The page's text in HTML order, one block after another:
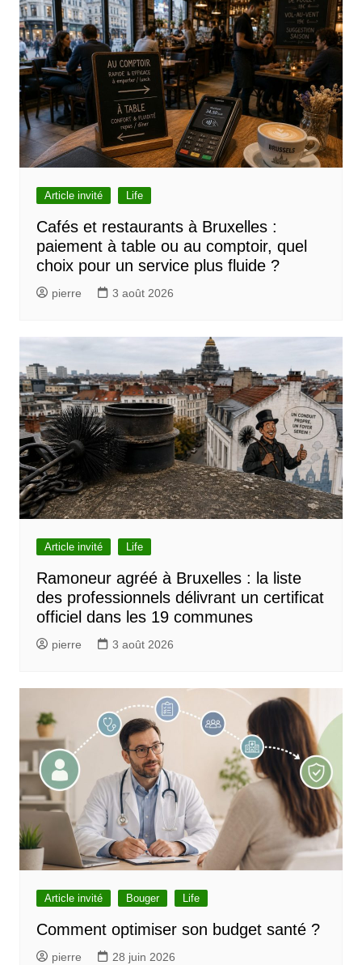
Article invité Life
Cafés et restaurants à Bruxelles :
paiement à table ou au comptoir, quel
choix pour un service plus fluide ?
pierre 3 août 2026
Article invité Life
Ramoneur agréé à Bruxelles : la liste
des professionnels délivrant un certificat
officiel dans les 19 communes
pierre 3 août 2026
Article invité Bouger Life
Comment optimiser son budget santé ?
pierre 28 juin 2026